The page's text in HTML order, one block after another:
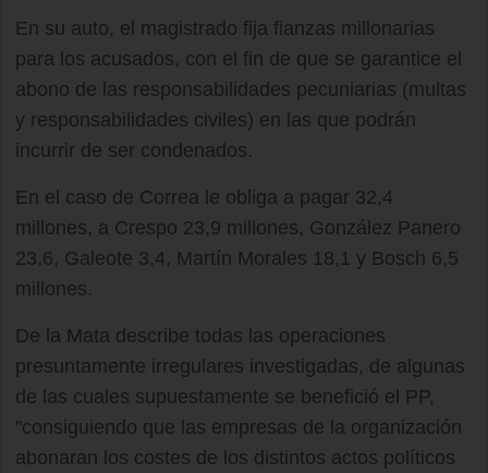
En su auto, el magistrado fija fianzas millonarias
para los acusados, con el fin de que se garantice el
abono de las responsabilidades pecuniarias (multas
y responsabilidades civiles) en las que podrán
incurrir de ser condenados.
En el caso de Correa le obliga a pagar 32,4
millones, a Crespo 23,9 millones, González Panero
23,6, Galeote 3,4, Martín Morales 18,1 y Bosch 6,5
millones.
De la Mata describe todas las operaciones
presuntamente irregulares investigadas, de algunas
de las cuales supuestamente se benefició el PP,
"consiguiendo que las empresas de la organización
abonaran los costes de los distintos actos políticos